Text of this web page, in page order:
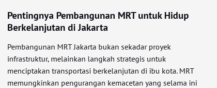
Pentingnya Pembangunan MRT untuk Hidup
Berkelanjutan di Jakarta
Pembangunan MRT Jakarta bukan sekadar proyek
infrastruktur, melainkan langkah strategis untuk
menciptakan transportasi berkelanjutan di ibu kota. MRT
memungkinkan pengurangan kemacetan yang selama ini